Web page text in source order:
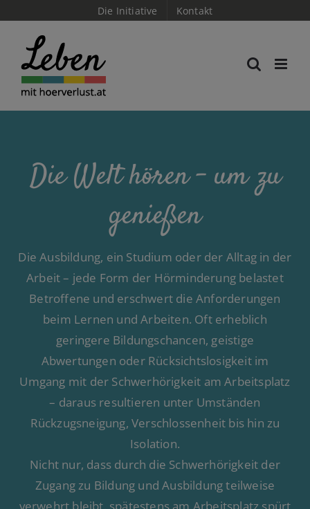
content
Die Initiative Kontakt
Die Welt hören – um zu
genießen
Die Ausbildung, ein Studium oder der Alltag in der
Arbeit – jede Form der Hörminderung belastet
Betroffene und erschwert die Anforderungen
beim Lernen und Arbeiten. Oft erheblich
geringere Bildungschancen, geistige
Abwertungen oder Rücksichtslosigkeit im
Umgang mit der Schwerhörigkeit am Arbeitsplatz
– daraus resultieren unter Umständen
Rückzugsneigung, Verschlossenheit bis hin zu
Isolation.
Nicht nur, dass durch die Schwerhörigkeit der
Zugang zu Bildung und Ausbildung teilweise